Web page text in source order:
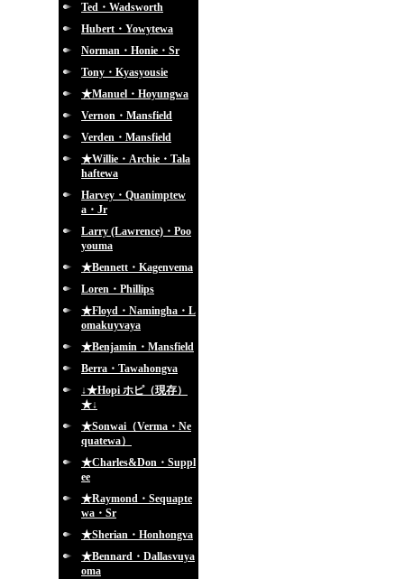
Ted・Wadsworth
Hubert・Yowytewa
Norman・Honie・Sr
Tony・Kyasyousie
★Manuel・Hoyungwa
Vernon・Mansfield
Verden・Mansfield
★Willie・Archie・Tala
haftewa
Harvey・Quanimptew
a・Jr
Larry (Lawrence)・Poo
youma
★Bennett・Kagenvema
Loren・Phillips
★Floyd・Namingha・L
omakuyvaya
★Benjamin・Mansfield
Berra・Tawahongva
↓★Hopi ホピ（現存）
★↓
★Sonwai（Verma・Ne
quatewa）
★Charles&Don・Suppl
ee
★Raymond・Sequapte
wa・Sr
★Sherian・Honhongva
★Bennard・Dallasvuya
oma